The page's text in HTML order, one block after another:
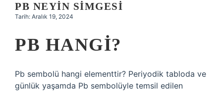
Hakkımızda
PB NEYIN SIMGESI
Tarih: Aralık 19, 2024
PB HANGI?
Pb sembolü hangi elementtir? Periyodik tabloda ve
günlük yaşamda Pb sembolüyle temsil edilen